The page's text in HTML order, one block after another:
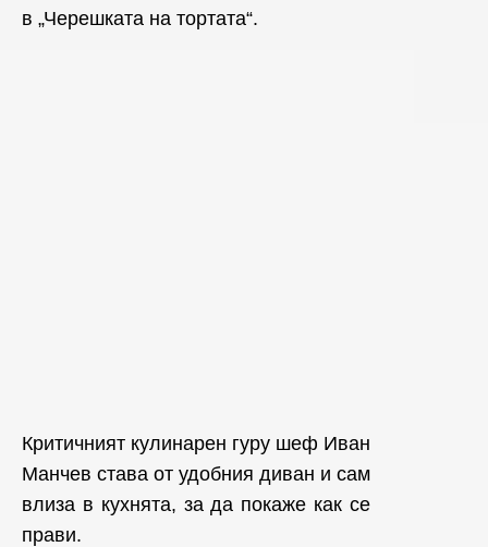
в „Черешката на тортата“.
Критичният кулинарен гуру шеф Иван
Манчев става от удобния диван и сам
влиза в кухнята, за да покаже как се
прави.